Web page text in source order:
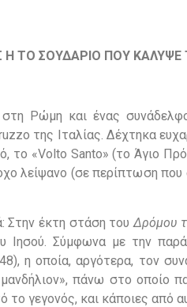
Η ΤΟ ΣΟΥΔΑΡΙΟ ΠΟΥ ΚΑΛΥΨΕ
στη Ρώμη και ένας
της Ιταλίας. Δέχτηκα
το «Volto Santo» (το Άγιο
λείψανο (σε περίπτωση που
Στην έκτη στάση του Δρόμου
Ιησού. Σύμφωνα με την
η οποία, αργότερα, τον
πάνω στο οποίο
το γεγονός, και κάποιες